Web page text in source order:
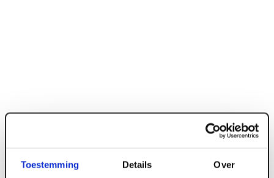
Toestemming Details Over
ART000069